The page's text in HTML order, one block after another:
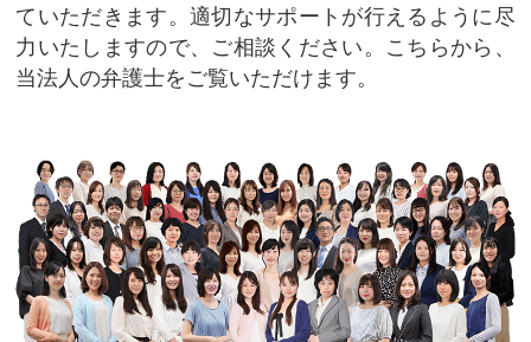
ていただきます。適切なサポートが行えるように尽
力いたしますので、ご相談ください。こちらから、
当法人の弁護士をご覧いただけます。